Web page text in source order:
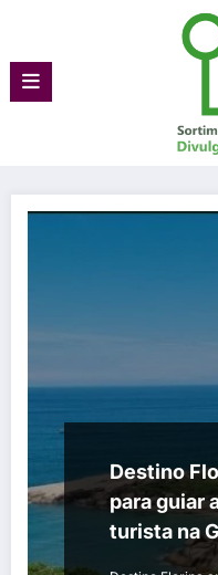
conteúdo
Destino
para guiar
turista na